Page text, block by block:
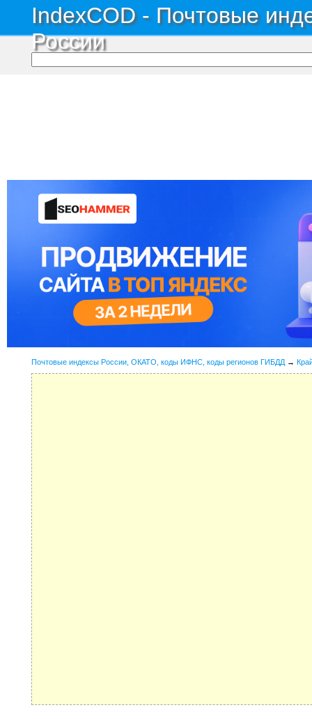
IndexCOD - Почтовые
России
Почтовые индексы России, ОКАТО, коды ИФНС, коды регионов ГИБДД →